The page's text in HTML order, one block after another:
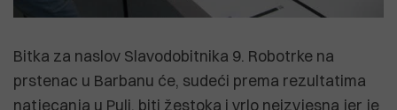
Bitka za naslov Slavodobitnika 9. Robotrke na
prstenac u Barbanu će, sudeći prema rezultatima
natjecanja u Puli, biti žestoka i vrlo neizvjesna jer je